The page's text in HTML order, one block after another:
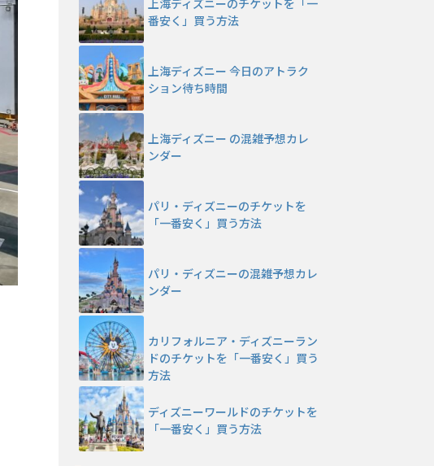
上海ディズニーのチケットを「一
番安く」買う方法
上海ディズニー 今日のアトラク
ション待ち時間
上海ディズニー の混雑予想カレ
ンダー
パリ・ディズニーのチケットを
「一番安く」買う方法
パリ・ディズニーの混雑予想カレ
ンダー
カリフォルニア・ディズニーラン
ドのチケットを「一番安く」買う
方法
ディズニーワールドのチケットを
「一番安く」買う方法